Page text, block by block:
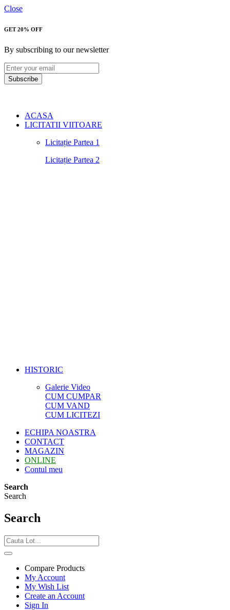
Close
GET 20% OFF
By subscribing to our newsletter
Subscribe
ACASA
LICITATII VIITOARE
Licitație Partea 1
Licitație Partea 2
HISTORIC
Galerie Video
CUM CUMPAR
CUM VAND
CUM LICITEZI
ECHIPA NOASTRA
CONTACT
MAGAZIN
ONLINE
Contul meu
Search
Search
Search
Compare Products
My Account
My Wish List
Create an Account
Sign In